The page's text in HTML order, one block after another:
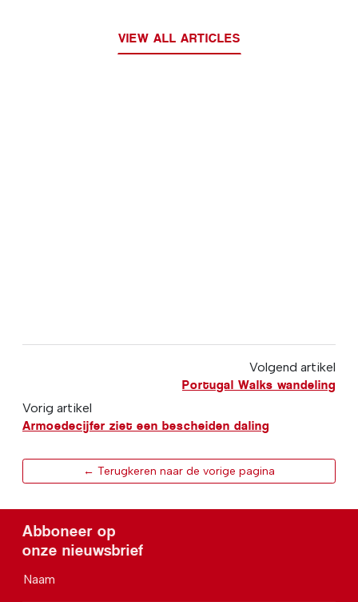
VIEW ALL ARTICLES
Volgend artikel
Portugal Walks wandeling
Vorig artikel
Armoedecijfer ziet een bescheiden daling
← Terugkeren naar de vorige pagina
Abboneer op
onze nieuwsbrief
Naam